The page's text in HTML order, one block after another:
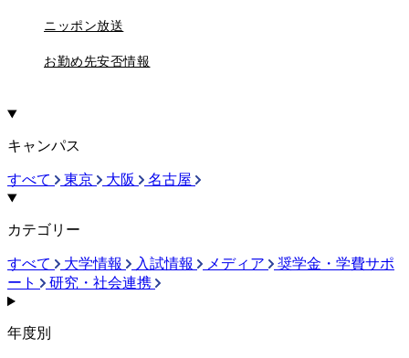
ニッポン放送
お勤め先安否情報
キャンパス
すべて 東京 大阪 名古屋
カテゴリー
すべて 大学情報 入試情報 メディア
奨学金・学費サポ
ート
研究・社会連携
年度別